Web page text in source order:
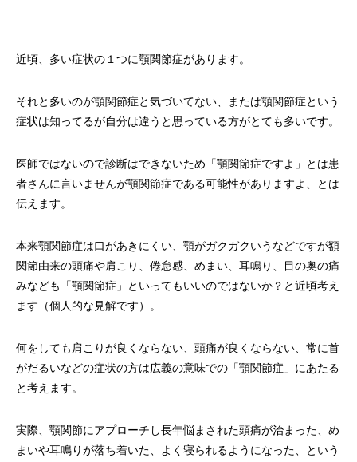
近頃、多い症状の１つに顎関節症があります。
それと多いのが顎関節症と気づいてない、または顎関節症という
症状は知ってるが自分は違うと思っている方がとても多いです。
医師ではないので診断はできないため「顎関節症ですよ」とは患
者さんに言いませんが顎関節症である可能性がありますよ、とは
伝えます。
本来顎関節症は口があきにくい、顎がガクガクいうなどですが額
関節由来の頭痛や肩こり、倦怠感、めまい、耳鳴り、目の奥の痛
みなども「顎関節症」といってもいいのではないか？と近頃考え
ます（個人的な見解です）。
何をしても肩こりが良くならない、頭痛が良くならない、常に首
がだるいなどの症状の方は広義の意味での「顎関節症」にあたる
と考えます。
実際、顎関節にアプローチし長年悩まされた頭痛が治まった、め
まいや耳鳴りが落ち着いた、よく寝られるようになった、という